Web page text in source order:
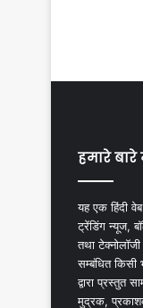
हमारे बारे
यह एक हिंदी
ट्रेंडिंग न्यूज,
तथा
सम्बंधित किसी
द्वारा प्रस्तुत
मुद्रक,